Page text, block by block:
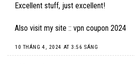
Excellent stuff, just excellent!
Also visit my site :: vpn coupon 2024
10 THÁNG 4, 2024 AT 3:56 SÁNG